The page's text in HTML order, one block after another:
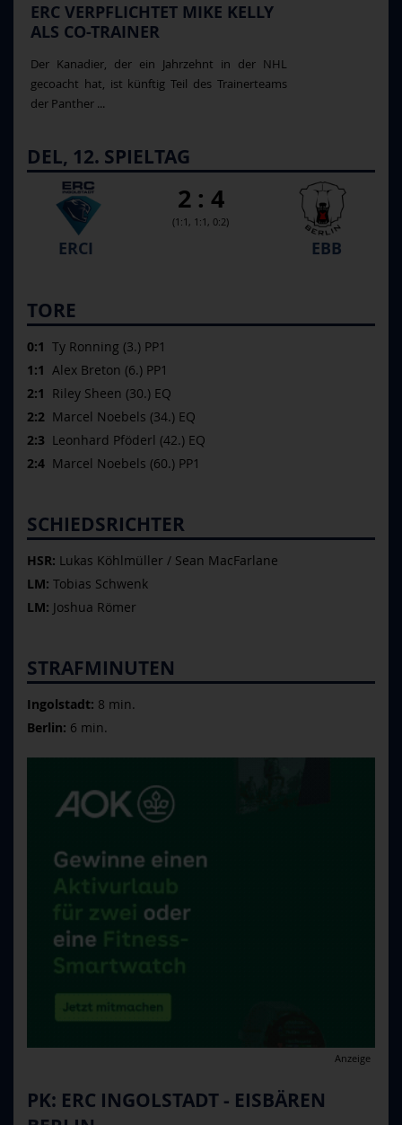
ERC VERPFLICHTET MIKE KELLY
ALS CO-TRAINER
Der Kanadier, der ein Jahrzehnt in der NHL
gecoacht hat, ist künftig Teil des Trainerteams
der Panther ...
DEL, 12. SPIELTAG
2 : 4
(1:1, 1:1, 0:2)
ERCI EBB
TORE
0:1 Ty Ronning (3.) PP1
1:1 Alex Breton (6.) PP1
2:1 Riley Sheen (30.) EQ
2:2 Marcel Noebels (34.) EQ
2:3 Leonhard Pföderl (42.) EQ
2:4 Marcel Noebels (60.) PP1
SCHIEDSRICHTER
HSR: Lukas Köhlmüller / Sean MacFarlane
LM: Tobias Schwenk
LM: Joshua Römer
STRAFMINUTEN
Ingolstadt: 8 min.
Berlin: 6 min.
Anzeige
PK: ERC INGOLSTADT - EISBÄREN